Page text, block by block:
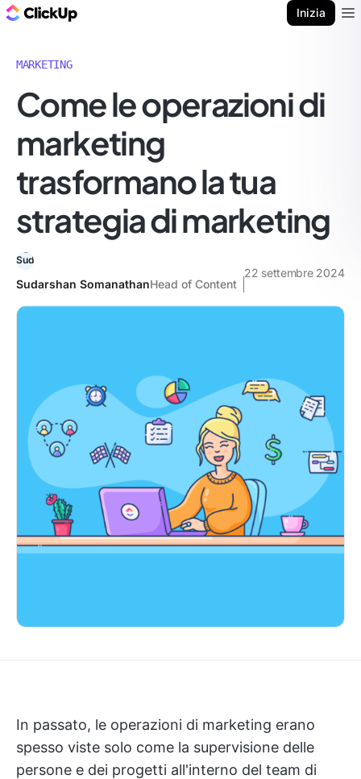
Inizia
MARKETING
Come le operazioni di
marketing
trasformano la tua
strategia di marketing
Sudarshan SomanathanHead of Content
22 settembre 2024
In passato, le operazioni di marketing erano
spesso viste solo come la supervisione delle
persone e dei progetti all'interno del team di